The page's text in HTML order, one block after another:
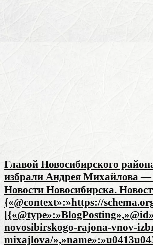
Главой Новосибирского
избрали Андрея Михайлова
Новости Новосибирска.
{«@context»:»https://
novosibirskogo-rajona-vnov-
mixajlova/